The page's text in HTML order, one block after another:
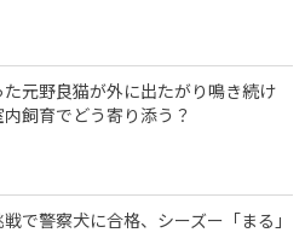
元野良猫が外に出たがり鳴き続け
飼育でどう寄り添う？
で警察犬に合格、シーズー「まる」